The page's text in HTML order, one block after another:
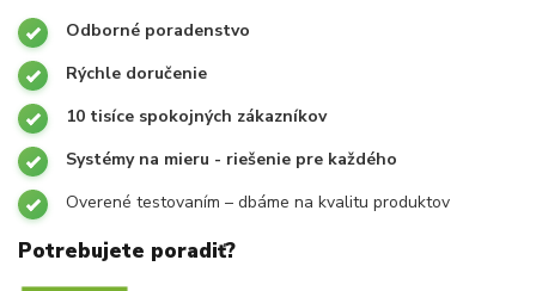
Odborné poradenstvo
Rýchle doručenie
10 tisíce spokojných zákazníkov
Systémy na mieru - riešenie pre každého
Overené testovaním – dbáme na kvalitu produktov
Potrebujete poradiť?